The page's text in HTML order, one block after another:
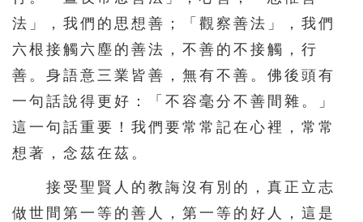
法」，我們的思想善；「觀察善法」，我們
六根接觸六塵的善法，不善的不接觸，行
善。身語意三業皆善，無有不善。佛後頭有
一句話說得更好：「不容毫分不善間雜。」
這一句話重要！我們要常常記在心裡，常常
想著，念茲在茲。
接受聖賢人的教誨沒有別的，真正立志
做世間第一等的善人，第一等的好人，這是